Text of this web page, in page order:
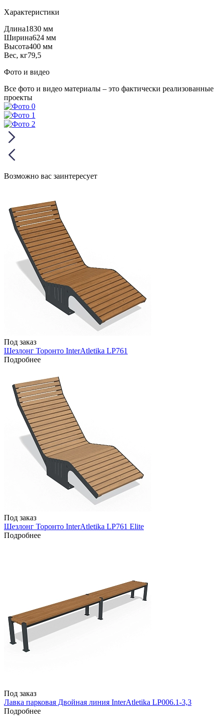
Характеристики
Длина1830 мм
Ширина624 мм
Высота400 мм
Вес, кг79,5
Фото и видео
Все фото и видео материалы – это фактически реализованные
проекты
Возможно вас заинтересует
Под заказ
Шезлонг Торонто InterAtletika LP761
Подробнее
Под заказ
Шезлонг Торонто InterAtletika LP761 Elite
Подробнее
Под заказ
Лавка парковая Двойная линия InterAtletika LP006.1-3,3
Подробнее